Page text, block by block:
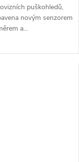
puškohledů,
novým senzorem
a...